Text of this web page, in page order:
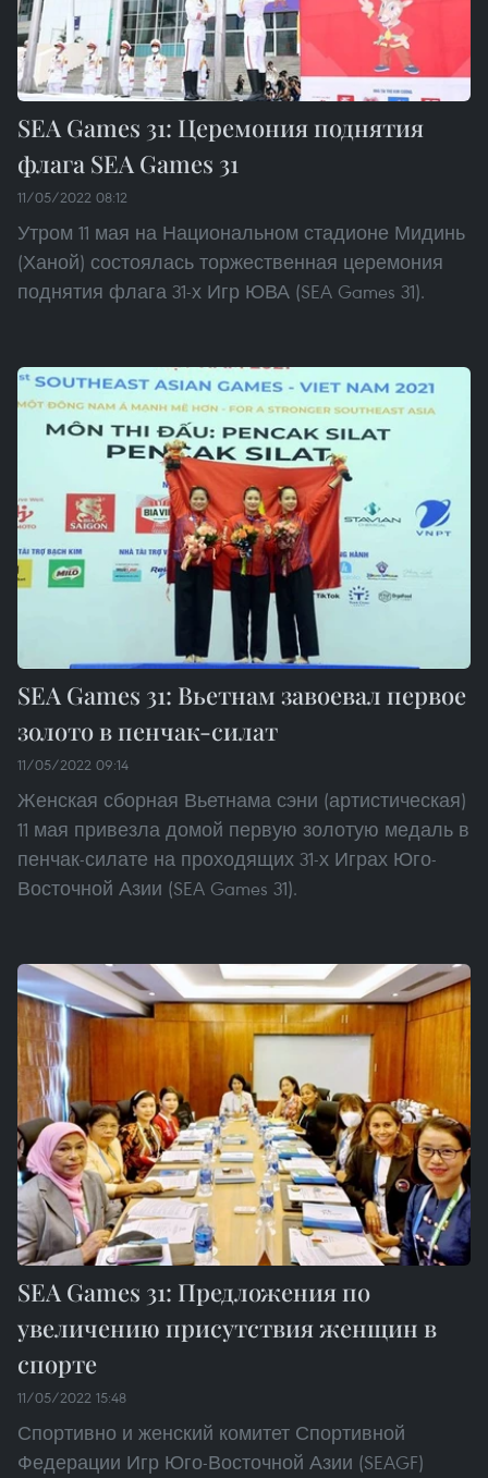
SEA Games 31: Церемония поднятия
флага SEA Games 31
11/05/2022 08:12
Утром 11 мая на Национальном стадионе Мидинь
(Ханой) состоялась торжественная церемония
поднятия флага 31-х Игр ЮВА (SEA Games 31).
SEA Games 31: Вьетнам завоевал первое
золото в пенчак-силат
11/05/2022 09:14
Женская сборная Вьетнама сэни (артистическая)
11 мая привезла домой первую золотую медаль в
пенчак-силате на проходящих 31-х Играх Юго-
Восточной Азии (SEA Games 31).
SEA Games 31: Предложения по
увеличению присутствия женщин в
спорте
11/05/2022 15:48
Спортивно и женский комитет Спортивной
Федерации Игр Юго-Восточной Азии (SEAGF)